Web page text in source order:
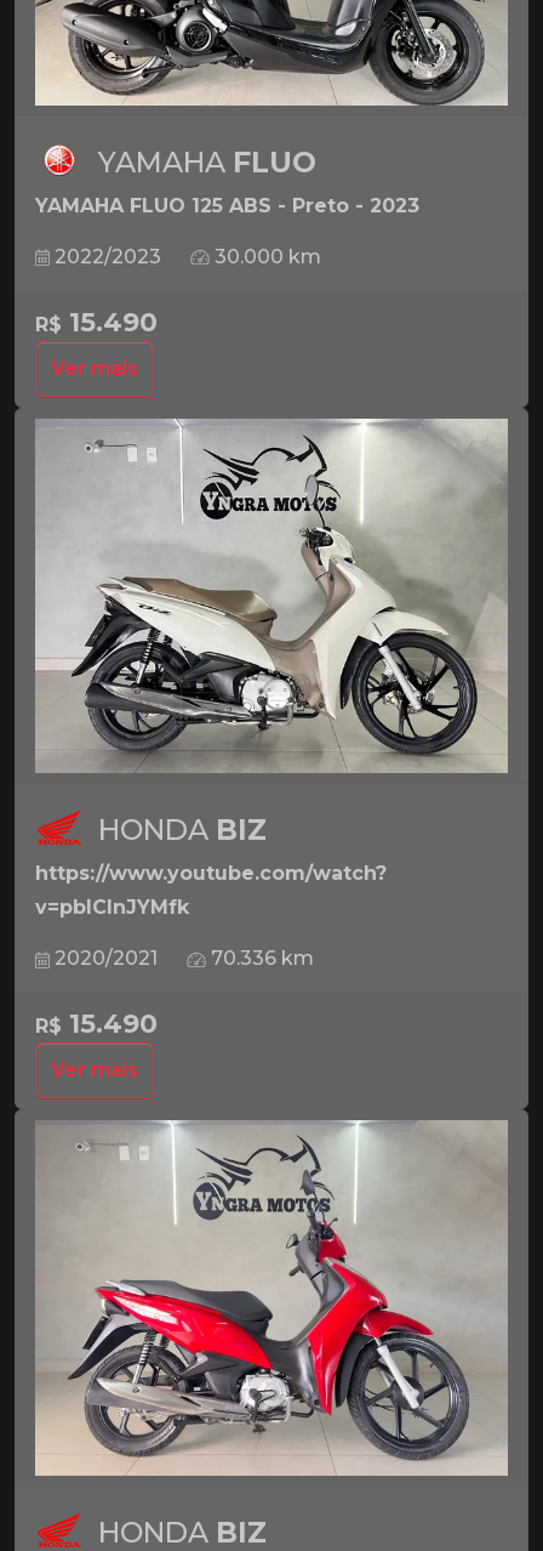
YAMAHA FLUO
YAMAHA FLUO 125 ABS - Preto - 2023
2022/2023 30.000 km
R$ 15.490
Ver mais
HONDA BIZ
https://www.youtube.com/watch?
v=pbICInJYMfk
2020/2021 70.336 km
R$ 15.490
Ver mais
HONDA BIZ